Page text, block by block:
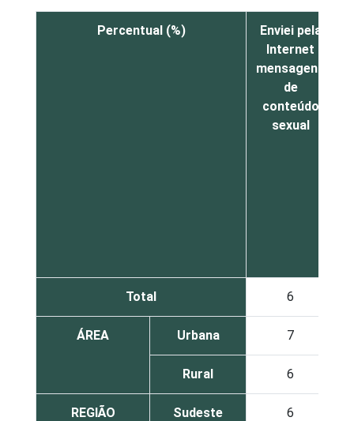
Percentual (%)
Enviei pela
Internet
mensagens
de
conteúdo
sexual
Total 6
ÁREA Urbana 7
Rural 6
REGIÃO Sudeste 6